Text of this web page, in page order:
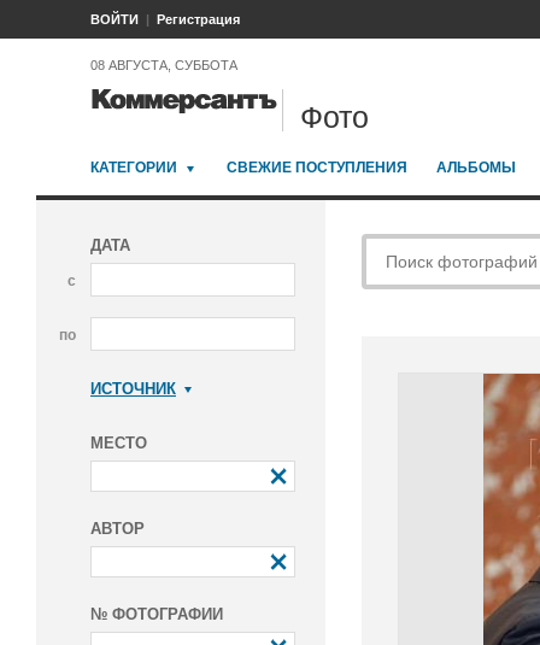
ВОЙТИ Регистрация
08 АВГУСТА, СУББОТА
Фото
КАТЕГОРИИ СВЕЖИЕ ПОСТУПЛЕНИЯ АЛЬБОМЫ
ДАТА
с
по
ИСТОЧНИК
МЕСТО
АВТОР
№ ФОТОГРАФИИ